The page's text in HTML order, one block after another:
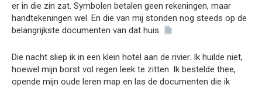
er in die zin zat. Symbolen betalen geen rekeningen, maar
handtekeningen wel. En die van mij stonden nog steeds op de
belangrijkste documenten van dat huis.
Die nacht sliep ik in een klein hotel aan de rivier. Ik huilde niet,
hoewel mijn borst vol regen leek te zitten. Ik bestelde thee,
opende mijn oude leren map en las de documenten die ik